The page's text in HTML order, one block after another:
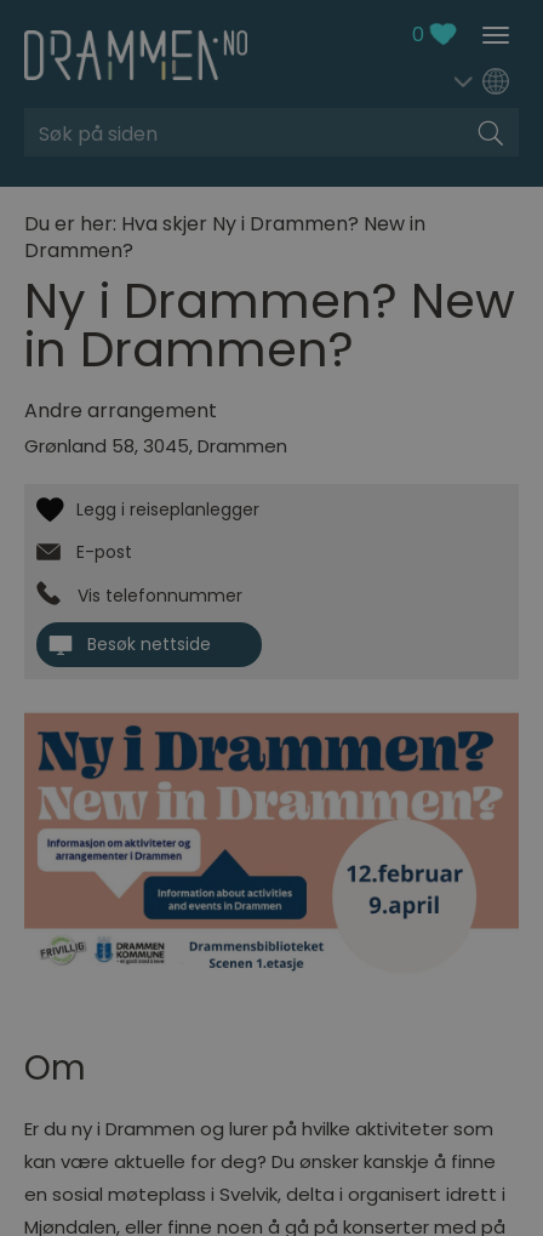
0
Søk
Du er her: Hva skjer Ny i Drammen? New in
Drammen?
Ny i Drammen? New
in Drammen?
Andre arrangement
Grønland 58, 3045,Drammen
E-post
Vis telefonnummer
Besøk nettside
Om
Er du ny i Drammen og lurer på hvilke aktiviteter som
kan være aktuelle for deg? Du ønsker kanskje å finne
en sosial møteplass i Svelvik, delta i organisert idrett i
Mjøndalen, eller finne noen å gå på konserter med på